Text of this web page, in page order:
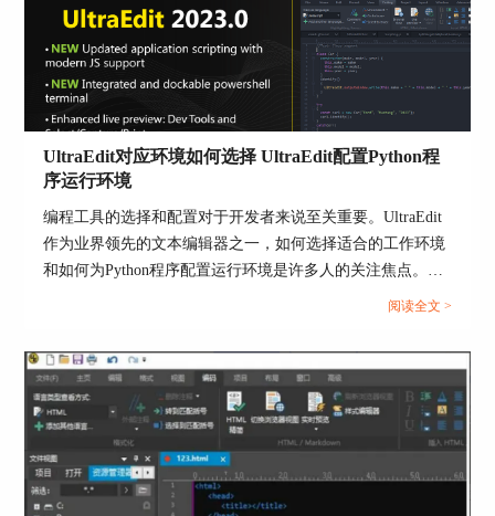
图片3 插入HTML/Markdown标签所在位置
UltraEdit在现有的版本中为用户提供了二十六种
HTML快捷语言，主要分为三种类型：字体、背景
如图片4所示，小编利用HTML/Markdown标签内的
快捷语言，在文本域标签内插入了按钮标签。
UltraEdit对应环境如何选择 UltraEdit配置Python程
序运行环境
编程工具的选择和配置对于开发者来说至关重要。UltraEdit
作为业界领先的文本编辑器之一，如何选择适合的工作环境
和如何为Python程序配置运行环境是许多人的关注焦点。通
过正确地选择和配置UltraEdit环境，开发人员可以充分利用
将深入探讨UltraEdit对应环境如何选择以及UltraEdit配置
Python程序运行环境的具体步骤和好处。...
阅读全文 >